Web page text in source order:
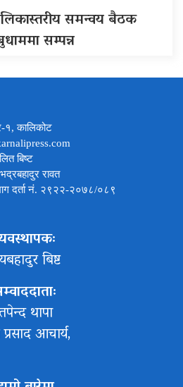
समन्वय बैठक
सम्पन्न
१, कालिकोट
बिष्ट
रावत
दर्ता नं. २९२२-२०७८/०८९
बिष्ट
थापा
आचार्य,